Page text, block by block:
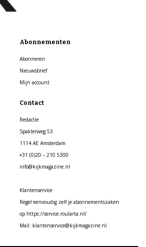
Abonnementen
Abonneren
Nieuwsbrief
Mijn account
Contact
Redactie
Spaklerweg 53
1114 AE Amsterdam
+31 (0)20 – 210 5300
info@kijkmagazine.nl
Klantenservice
Regel eenvoudig zelf je abonnementszaken
op https://service.roularta.nl/
Mail: klantenservice@kijkmagazine.nl